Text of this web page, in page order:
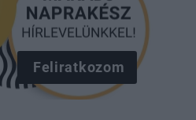
Feliratkozom